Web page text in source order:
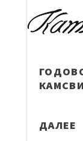
ДАЛЕЕ